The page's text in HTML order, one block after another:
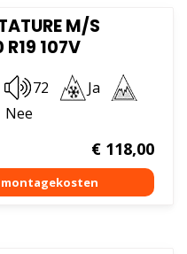
M/S
107V
72
Ja
Nee
€118,00